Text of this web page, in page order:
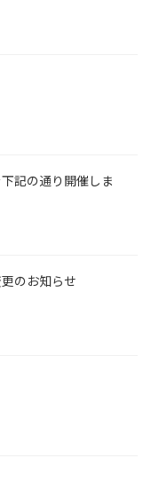
記の通り開催しま
のお知らせ